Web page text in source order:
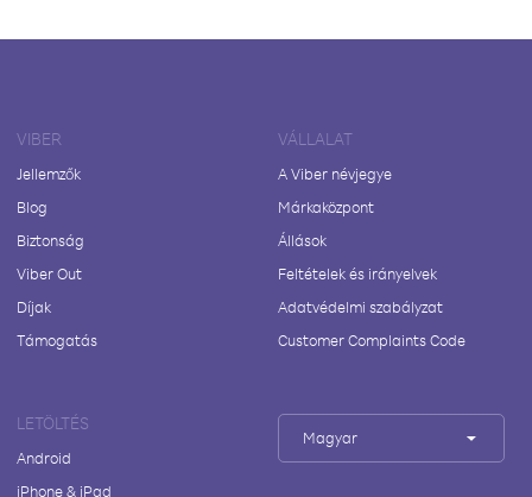
VIBER
Jellemzők
Blog
Biztonság
Viber Out
Díjak
Támogatás
VÁLLALAT
A Viber névjegye
Márkaközpont
Állások
Feltételek és irányelvek
Adatvédelmi szabályzat
Customer Complaints Code
LETÖLTÉS
Android
iPhone & iPad
Magyar